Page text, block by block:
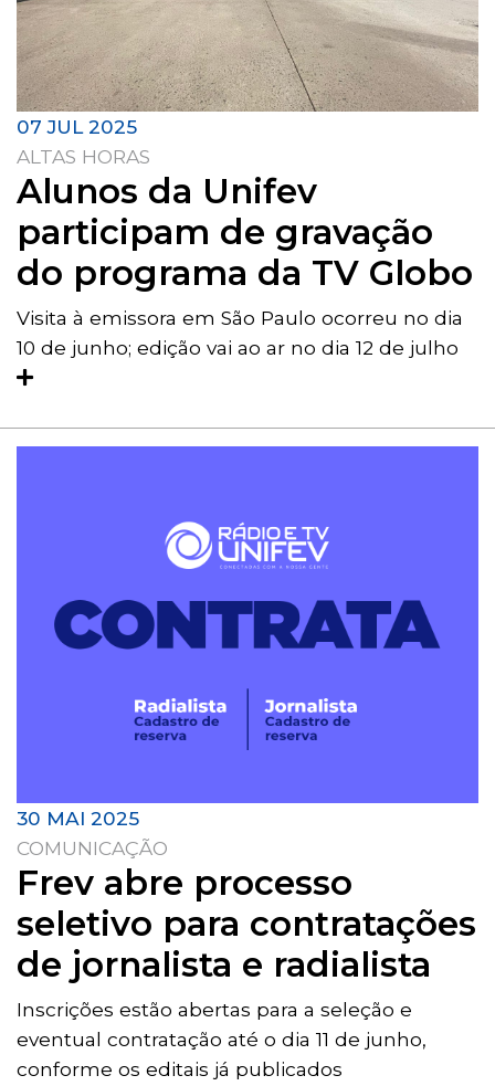
07 JUL 2025
ALTAS HORAS
Alunos da Unifev
participam de gravação
do programa da TV Globo
Visita à emissora em São Paulo ocorreu no dia
10 de junho; edição vai ao ar no dia 12 de julho
30 MAI 2025
COMUNICAÇÃO
Frev abre processo
seletivo para contratações
de jornalista e radialista
Inscrições estão abertas para a seleção e
eventual contratação até o dia 11 de junho,
conforme os editais já publicados